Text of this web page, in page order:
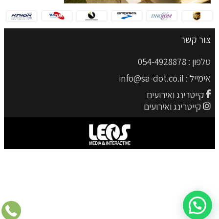
צור קשר
טלפון : 054-4928878
אימייל : info@sa-dot.co.il
קייטרינג ואירועים
קייטרינג ואירועים